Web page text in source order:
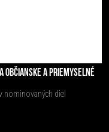
OBČIANSKE A PRIEMYSELNÉ
nominovaných diel